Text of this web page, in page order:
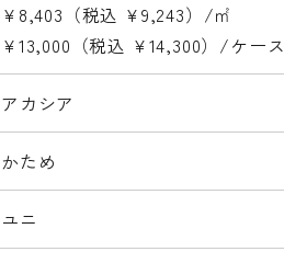
¥8,403（税込 ¥9,243）/㎡
¥13,000（税込 ¥14,300）/ケース
アカシア
かため
ユニ